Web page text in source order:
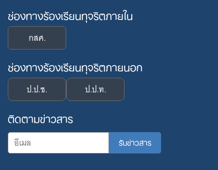
ช่องทางร้องเรียนทุจริตภายใน
กสศ.
ช่องทางร้องเรียนทุจริตภายนอก
ป.ป.ช. ป.ป.ท.
ติดตามข่าวสาร